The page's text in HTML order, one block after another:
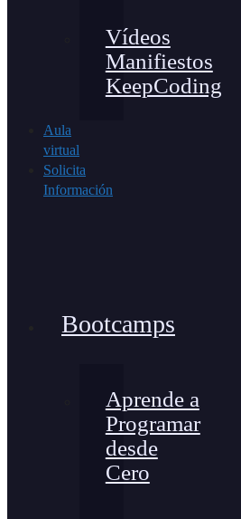
Vídeos
Manifiestos
KeepCoding
Aula
virtual
Solicita
Información
Bootcamps
Aprende a
Programar
desde
Cero